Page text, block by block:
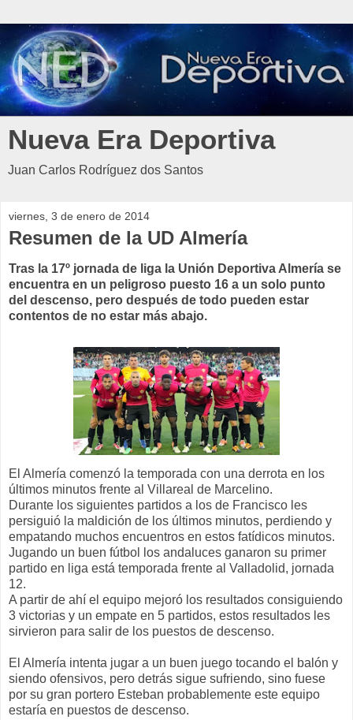
Nueva Era Deportiva
Juan Carlos Rodríguez dos Santos
viernes, 3 de enero de 2014
Resumen de la UD Almería
Tras la 17º jornada de liga la Unión Deportiva Almería se
encuentra en un peligroso puesto 16 a un solo punto
del descenso, pero después de todo pueden estar
contentos de no estar más abajo.
El Almería comenzó la temporada con una derrota en los
últimos minutos frente al Villareal de Marcelino.
Durante los siguientes partidos a los de Francisco les
persiguió la maldición de los últimos minutos, perdiendo y
empatando muchos encuentros en estos fatídicos minutos.
Jugando un buen fútbol los andaluces ganaron su primer
partido en liga está temporada frente al Valladolid, jornada
12.
A partir de ahí el equipo mejoró los resultados consiguiendo
3 victorias y un empate en 5 partidos, estos resultados les
sirvieron para salir de los puestos de descenso.
El Almería intenta jugar a un buen juego tocando el balón y
siendo ofensivos, pero detrás sigue sufriendo, sino fuese
por su gran portero Esteban probablemente este equipo
estaría en puestos de descenso.